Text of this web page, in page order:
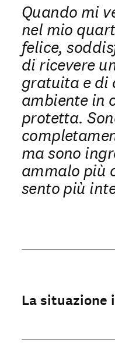
Quando mi
nel mio
felice,
di ricevere
gratuita e di
ambiente in
protetta.
ma sono
ammalo più
sento più
La situazione